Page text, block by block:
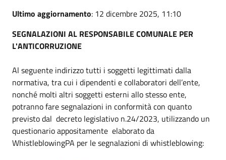
Ultimo aggiornamento: 12 dicembre 2025, 11:10
SEGNALAZIONI AL RESPONSABILE COMUNALE PER
L'ANTICORRUZIONE
Al seguente indirizzo tutti i soggetti legittimati dalla
normativa, tra cui i dipendenti e collaboratori dell’ente,
nonché molti altri soggetti esterni allo stesso ente,
potranno fare segnalazioni in conformità con quanto
previsto dal decreto legislativo n.24/2023, utilizzando un
questionario appositamente elaborato da
WhistleblowingPA per le segnalazioni di whistleblowing: